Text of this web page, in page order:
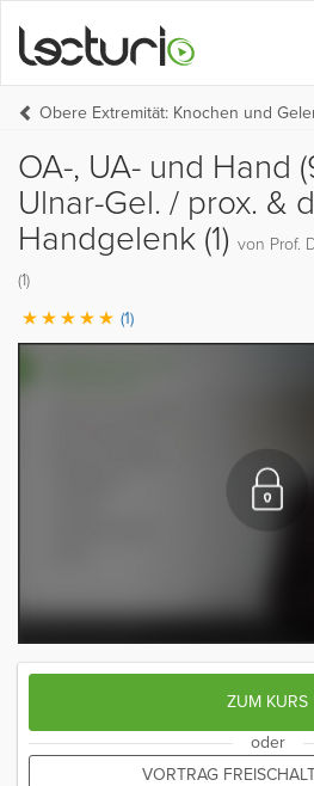
OA-, UA- und Hand
Ulnar-Gel. / prox. &
Handgelenk (1) von Prof.
(1)
(1)
ZUM KURS
oder
VORTRAG